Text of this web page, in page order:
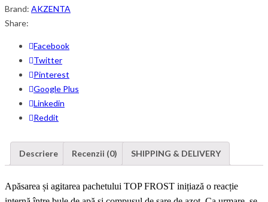
Brand: AKZENTA
Share:
Facebook
Twitter
Pinterest
Google Plus
Linkedin
Reddit
Descriere Recenzii (0) SHIPPING & DELIVERY
Apăsarea și agitarea pachetului TOP FROST inițiază o reacție